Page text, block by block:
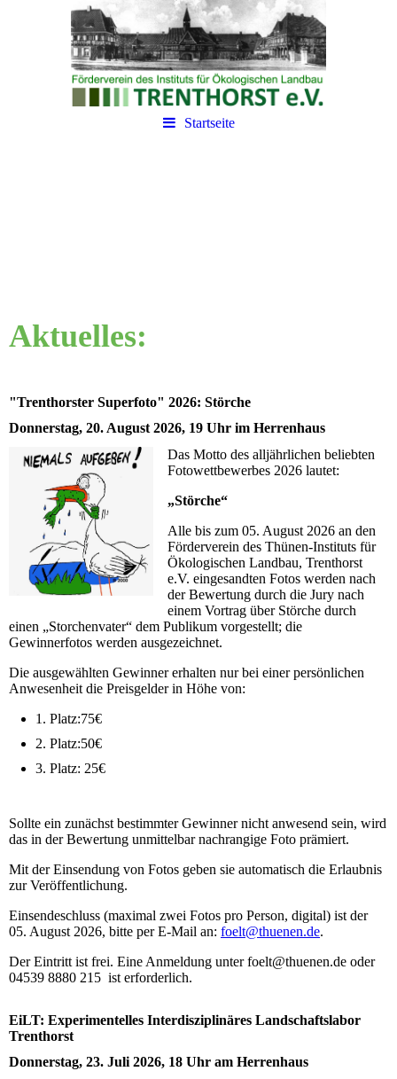
Startseite
Aktuelles:
"Trenthorster Superfoto" 2026: Störche
Donnerstag, 20. August 2026, 19 Uhr im Herrenhaus
Das Motto des alljährlichen beliebten
Fotowettbewerbes 2026 lautet:
„Störche“
Alle bis zum 05. August 2026 an den
Förderverein des Thünen-Instituts für
Ökologischen Landbau, Trenthorst
e.V. eingesandten Fotos werden nach
der Bewertung durch die Jury nach
einem Vortrag über Störche durch
einen „Storchenvater“ dem Publikum vorgestellt; die
Gewinnerfotos werden ausgezeichnet.
Die ausgewählten Gewinner erhalten nur bei einer persönlichen
Anwesenheit die Preisgelder in Höhe von:
1. Platz:75€
2. Platz:50€
3. Platz: 25€
Sollte ein zunächst bestimmter Gewinner nicht anwesend sein, wird
das in der Bewertung unmittelbar nachrangige Foto prämiert.
Mit der Einsendung von Fotos geben sie automatisch die Erlaubnis
zur Veröffentlichung.
Einsendeschluss (maximal zwei Fotos pro Person, digital) ist der
05. August 2026, bitte per E-Mail an: foelt@thuenen.de.
Der Eintritt ist frei. Eine Anmeldung unter foelt@thuenen.de oder
04539 8880 215 ist erforderlich.
EiLT: Experimentelles Interdisziplinäres Landschaftslabor
Trenthorst
Donnerstag, 23. Juli 2026, 18 Uhr am Herrenhaus